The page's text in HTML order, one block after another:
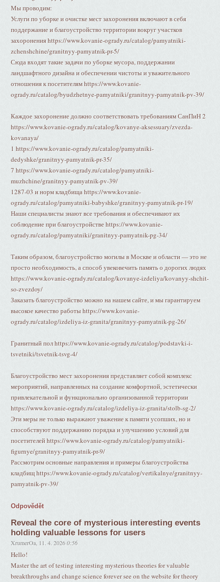
Мы проводим:
Услуги по уборке и очистке мест захоронения включают в себя
поддержание и благоустройство территории вокруг участков
захоронения https://www.kovanie-ogrady.ru/catalog/pamyatniki-
zchenshchine/granitnyy-pamyatnik-pr-5/
Сюда входят такие задачи по уборке мусора, поддержании
ландшафтного дизайна и обеспечении чистоты и уважительного
отношения к посетителям https://www.kovanie-
ogrady.ru/catalog/byudzhetnye-pamyatniki/granitnyy-pamyatnik-pv-39/
Каждое захоронение должно соответствовать требованиям СанПиН 2
https://www.kovanie-ogrady.ru/catalog/kovanye-aksessuary/zvezda-
kovanaya/
1 https://www.kovanie-ogrady.ru/catalog/pamyatniki-
dedyshke/granitnyy-pamyatnik-pr-35/
7 https://www.kovanie-ogrady.ru/catalog/pamyatniki-
muzhchine/granitnyy-pamyatnik-pv-39/
1287-03 и норм кладбища https://www.kovanie-
ogrady.ru/catalog/pamyatniki-babyshke/granitnyy-pamyatnik-pr-19/
Наши специалисты знают все требования и обеспечивают их
соблюдение при благоустройстве https://www.kovanie-
ogrady.ru/catalog/pamyatniki/granitnyy-pamyatnik-pg-34/
Таким образом, благоустройство могилы в Москве и области — это не
просто необходимость, а способ увековечить память о дорогих людях
https://www.kovanie-ogrady.ru/catalog/kovanye-izdeliya/kovanyy-shchit-
so-zvezdoy/
Заказать благоустройство можно на нашем сайте, и мы гарантируем
высокое качество работы https://www.kovanie-
ogrady.ru/catalog/izdeliya-iz-granita/granitnyy-pamyatnik-pg-26/
Гранитный пол https://www.kovanie-ogrady.ru/catalog/podstavki-i-
tsvetniki/tsvetnik-tsvg-4/
Благоустройство мест захоронения представляет собой комплекс
мероприятий, направленных на создание комфортной, эстетически
привлекательной и функционально организованной территории
https://www.kovanie-ogrady.ru/catalog/izdeliya-iz-granita/stolb-sg-2/
Эти меры не только выражают уважение к памяти усопших, но и
способствуют поддержанию порядка и улучшению условий для
посетителей https://www.kovanie-ogrady.ru/catalog/pamyatniki-
figurnye/granitnyy-pamyatnik-pr-9/
Рассмотрим основные направления и примеры благоустройства
кладбищ https://www.kovanie-ogrady.ru/catalog/vertikalnye/granitnyy-
pamyatnik-pv-39/
Odpovědět
Reveal the core of mysterious interesting events
holding valuable lessons for users
XrumerOa 11. 4. 2026 0:56
Hello!
Master the art of testing interesting mysterious theories for valuable
breakthroughs and change science forever see on the website for theory